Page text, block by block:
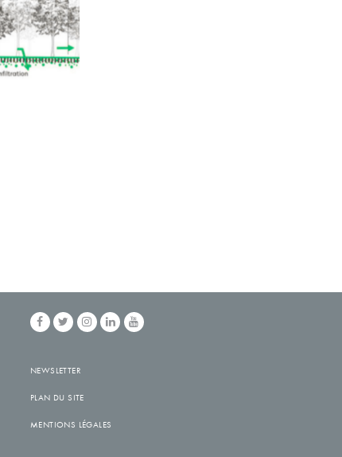
NEWSLETTER
PLAN DU SITE
MENTIONS LÉGALES